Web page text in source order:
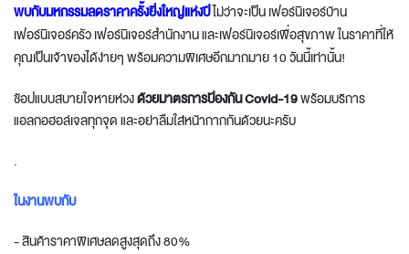
พบกับมหกรรมลดราคาครั้งยิ่งใหญ่แห่งปีไม่ว่าจะเป็น เฟอร์นิเจอร์บ้าน
เฟอร์นิเจอร์ครัว เฟอร์นิเจอร์สำนักงาน และเฟอร์นิเจอร์เพื่อสุขภาพ ในราคาที่ให้
คุณเป็นเจ้าของได้ง่ายๆ พร้อมความพิเศษอีกมากมาย 10 วันนี้เท่านั้น!
ช้อปแบบสบายใจหายห่วงด้วยมาตรการป้องกัน Covid-19พร้อมบริการ
แอลกอฮอล์เจลทุกจุด และอย่าลืมใส่หน้ากากกันด้วยนะครับ
.
ในงานพบกับ
- สินค้าราคาพิเศษลดสูงสุดถึง 80%